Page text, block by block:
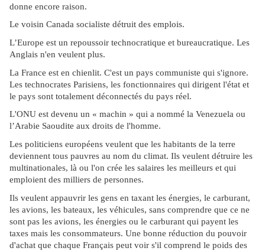
donne encore raison.
Le voisin Canada socialiste détruit des emplois.
L’Europe est un repoussoir technocratique et bureaucratique. Les
Anglais n'en veulent plus.
La France est en chienlit. C'est un pays communiste qui s'ignore.
Les technocrates Parisiens, les fonctionnaires qui dirigent l'état et
le pays sont totalement déconnectés du pays réel.
L'ONU est devenu un « machin » qui a nommé la Venezuela ou
l’Arabie Saoudite aux droits de l'homme.
Les politiciens européens veulent que les habitants de la terre
deviennent tous pauvres au nom du climat. Ils veulent détruire les
multinationales, là ou l'on crée les salaires les meilleurs et qui
emploient des milliers de personnes.
Ils veulent appauvrir les gens en taxant les énergies, le carburant,
les avions, les bateaux, les véhicules, sans comprendre que ce ne
sont pas les avions, les énergies ou le carburant qui payent les
taxes mais les consommateurs. Une bonne réduction du pouvoir
d'achat que chaque Français peut voir s'il comprend le poids des